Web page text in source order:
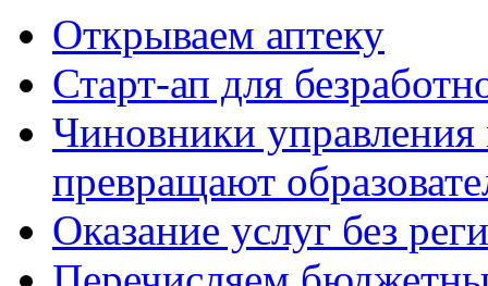
Открываем аптеку
Старт-ап для
Чиновники
превращают
Оказание услуг без